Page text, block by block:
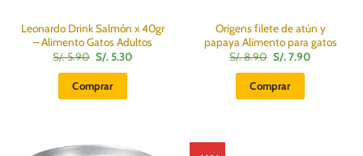
Leonardo Drink Salmón x 40gr
– Alimento Gatos Adultos
S/.5.90 El
precio
original
era:
S/.
S/.5.30El
Comprar
Origens filete de atún y
papaya Alimento para gatos
S/.8.90 El
precio
original
era:
S/.
S/.7.90El
Comprar